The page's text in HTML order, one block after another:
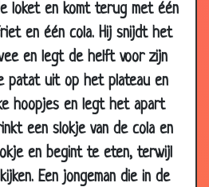
loket en komt terug met één
en één cola. Hij snijdt het
en legt de helft voor zijn
patat uit op het plateau en
hoopjes en legt het apart
een slokje van de cola en
en begint te eten, terwijl
Een jongeman die in de
3.14
3.44
3.61
3.75